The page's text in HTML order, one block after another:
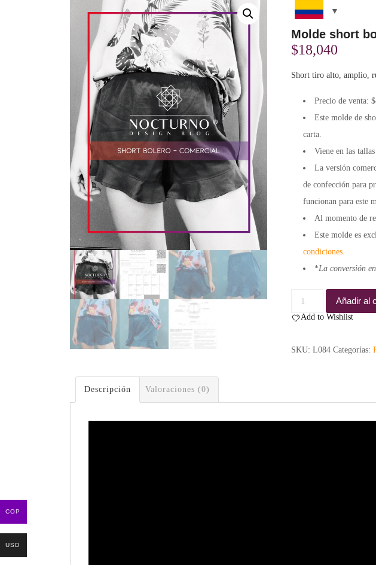
Molde short
$18,040
Short tiro alto, amplio,
Precio de venta:
Este molde de
carta.
Viene en las
La versión
de confección para
funcionan para este
Al momento de
Este molde es
condiciones.
*La conversión
Molde
short
-
Añadir al
Add to Wishlist
SKU: L084 Categorías:
Descripción Valoraciones (0)
COP
USD